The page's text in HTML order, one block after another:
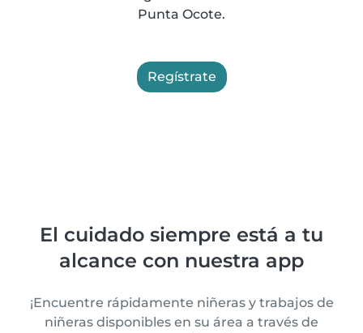
Punta Ocote.
Regístrate
El cuidado siempre está a tu
alcance con nuestra app
¡Encuentre rápidamente niñeras y trabajos de
niñeras disponibles en su área a través de